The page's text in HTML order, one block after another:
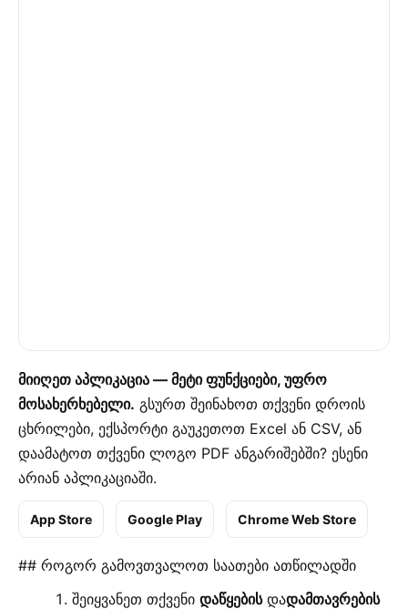
მიიღეთ აპლიკაცია — მეტი ფუნქციები, უფრო
მოსახერხებელი. გსურთ შეინახოთ თქვენი დროის
ცხრილები, ექსპორტი გაუკეთოთ Excel ან CSV, ან
დაამატოთ თქვენი ლოგო PDF ანგარიშებში? ესენი
არიან აპლიკაციაში.
App Store Google Play Chrome Web Store
## როგორ გამოვთვალოთ საათები ათწილადში
შეიყვანეთ თქვენიდაწყებისდადამთავრების